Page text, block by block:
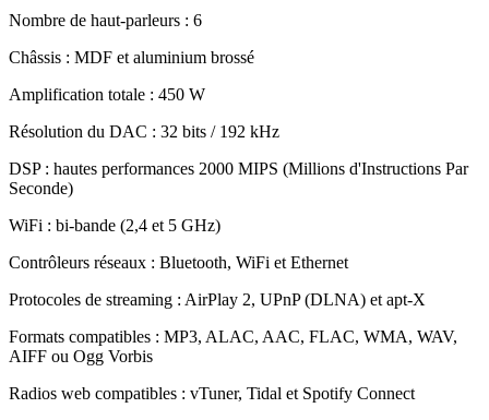
Nombre de haut-parleurs : 6
Châssis : MDF et aluminium brossé
Amplification totale : 450 W
Résolution du DAC : 32 bits / 192 kHz
DSP : hautes performances 2000 MIPS (Millions d'Instructions Par
Seconde)
WiFi : bi-bande (2,4 et 5 GHz)
Contrôleurs réseaux : Bluetooth, WiFi et Ethernet
Protocoles de streaming : AirPlay 2, UPnP (DLNA) et apt-X
Formats compatibles : MP3, ALAC, AAC, FLAC, WMA, WAV,
AIFF ou Ogg Vorbis
Radios web compatibles : vTuner, Tidal et Spotify Connect